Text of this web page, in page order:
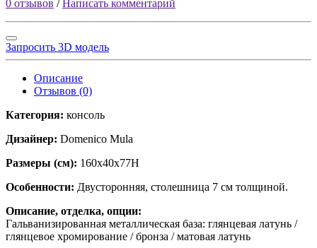
0 отзывов / Написать комментарий
Запросить 3D модель
Описание
Отзывов (0)
Категория: консоль
Дизайнер: Domenico Mula
Размеры (см): 160x40x77H
Особенности: Двусторонняя, столешница 7 см толщиной.
Описание, отделка, опции:
Гальванизированная металлическая база: глянцевая латунь /
глянцевое хромирование / бронза / матовая латунь